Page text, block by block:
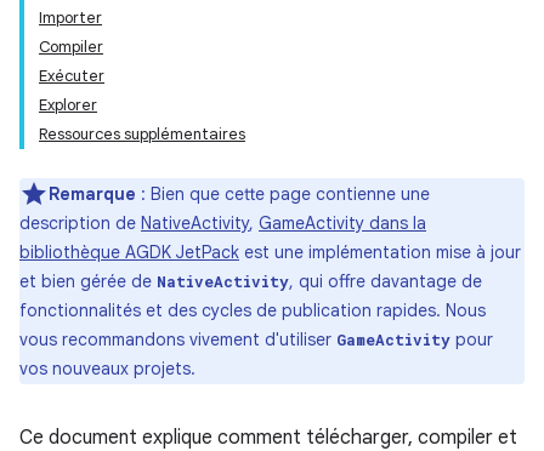
Importer
Compiler
Exécuter
Explorer
Ressources supplémentaires
Remarque : Bien que cette page contienne une
description de NativeActivity, GameActivity dans la
bibliothèque AGDK JetPack est une implémentation mise à jour
et bien gérée de NativeActivity, qui offre davantage de
fonctionnalités et des cycles de publication rapides. Nous
vous recommandons vivement d'utiliser GameActivity pour
vos nouveaux projets.
Ce document explique comment télécharger, compiler et